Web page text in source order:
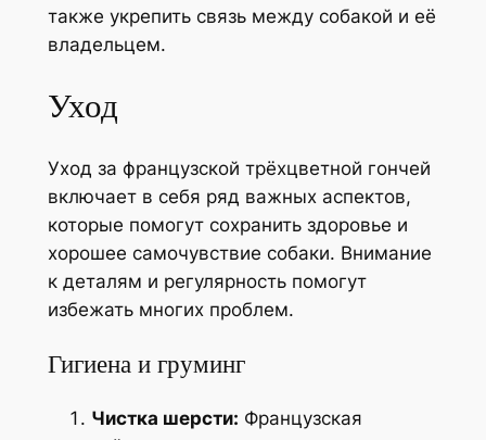
также укрепить связь между собакой и её
владельцем.
Уход
Уход за французской трёхцветной гончей
включает в себя ряд важных аспектов,
которые помогут сохранить здоровье и
хорошее самочувствие собаки. Внимание
к деталям и регулярность помогут
избежать многих проблем.
Гигиена и груминг
Чистка шерсти: Французская